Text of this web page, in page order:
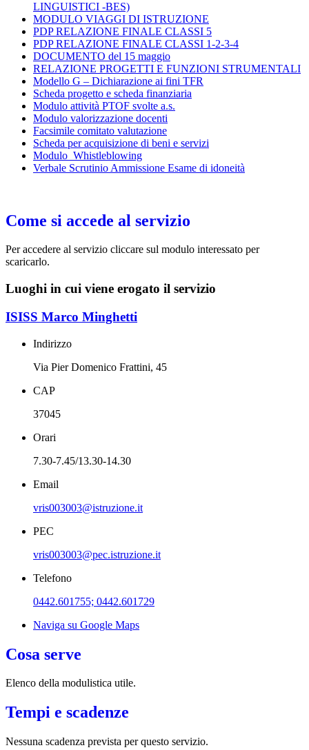
LINGUISTICI -BES)
MODULO VIAGGI DI ISTRUZIONE
PDP RELAZIONE FINALE CLASSI 5
PDP RELAZIONE FINALE CLASSI 1-2-3-4
DOCUMENTO del 15 maggio
RELAZIONE PROGETTI E FUNZIONI STRUMENTALI
Modello G – Dichiarazione ai fini TFR
Scheda progetto e scheda finanziaria
Modulo attività PTOF svolte a.s.
Modulo valorizzazione docenti
Facsimile comitato valutazione
Scheda per acquisizione di beni e servizi
Modulo_Whistleblowing
Verbale Scrutinio Ammissione Esame di idoneità
Come si accede al servizio
Per accedere al servizio cliccare sul modulo interessato per
scaricarlo.
Luoghi in cui viene erogato il servizio
ISISS Marco Minghetti
Indirizzo
Via Pier Domenico Frattini, 45
CAP
37045
Orari
7.30-7.45/13.30-14.30
Email
vris003003@istruzione.it
PEC
vris003003@pec.istruzione.it
Telefono
0442.601755; 0442.601729
Naviga su Google Maps
Cosa serve
Elenco della modulistica utile.
Tempi e scadenze
Nessuna scadenza prevista per questo servizio.